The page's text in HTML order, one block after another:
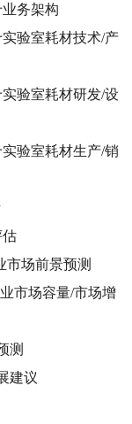
务架构
验室耗材技术/产
验室耗材研发/设
验室耗材生产/销
估
市场前景预测
市场容量/市场增
测
建议